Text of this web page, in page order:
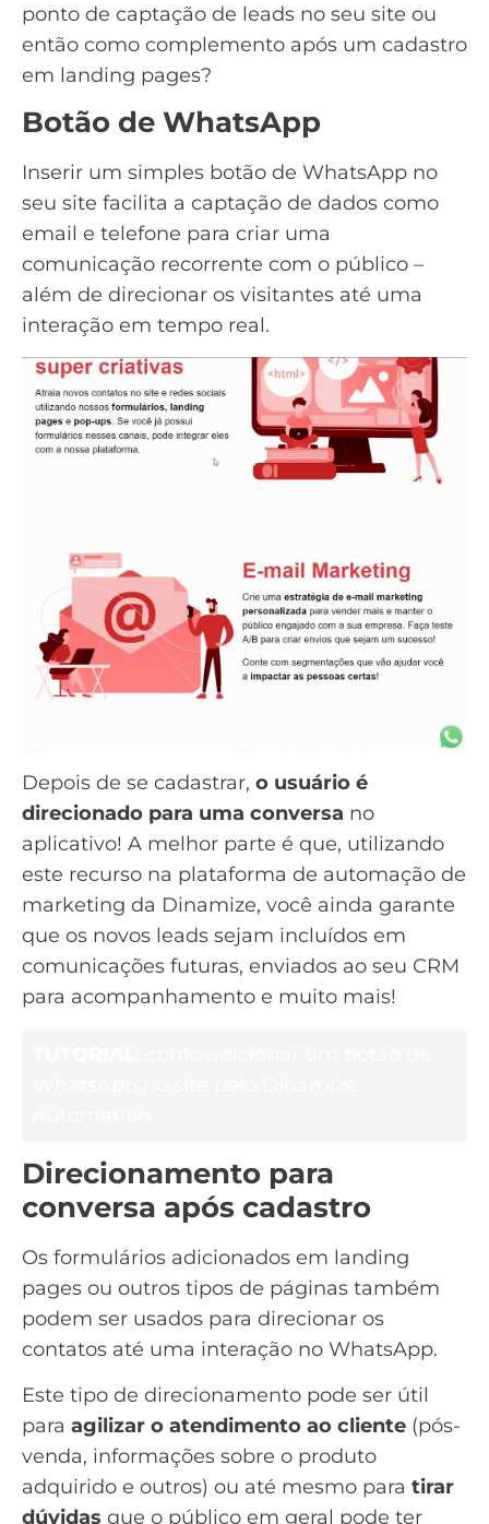
ponto de captação de leads no seu site ou
então como complemento após um cadastro
em landing pages?
Botão de WhatsApp
Inserir um simples botão de WhatsApp no
seu site facilita a captação de dados como
email e telefone para criar uma
comunicação recorrente com o público –
além de direcionar os visitantes até uma
interação em tempo real.
Depois de se cadastrar, o usuário é
direcionado para uma conversa no
aplicativo! A melhor parte é que, utilizando
este recurso na plataforma de automação de
marketing da Dinamize, você ainda garante
que os novos leads sejam incluídos em
comunicações futuras, enviados ao seu CRM
para acompanhamento e muito mais!
Direcionamento para
conversa após cadastro
Os formulários adicionados em landing
pages ou outros tipos de páginas também
podem ser usados para direcionar os
contatos até uma interação no WhatsApp.
Este tipo de direcionamento pode ser útil
para agilizar o atendimento ao cliente (pós-
venda, informações sobre o produto
adquirido e outros) ou até mesmo para tirar
dúvidas que o público em geral pode ter